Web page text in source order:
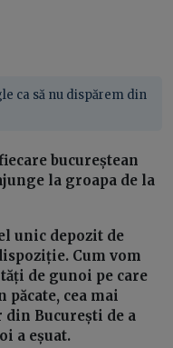
ca să nu dispărem din
bucureștean
la groapa de la
unic depozit de
Cum vom
de gunoi pe care
cea mai
București de a
a eșuat.